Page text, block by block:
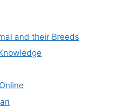
and their Breeds